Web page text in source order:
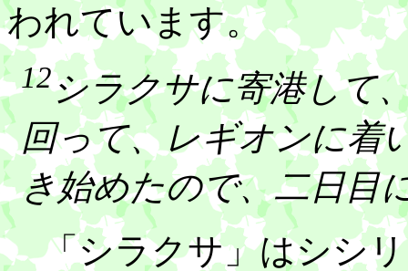
われています。
12シラクサに寄港して
回って、レギオンに着
き始めたので、二日目
「シラクサ」はシシリ